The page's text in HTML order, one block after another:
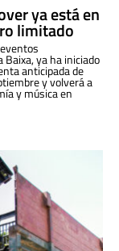
ya está en
limitado
ya ha iniciado
anticipada de
y volverá a
y música en